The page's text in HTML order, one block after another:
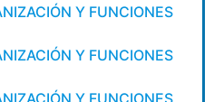
Y FUNCIONES
Y FUNCIONES
Y FUNCIONES